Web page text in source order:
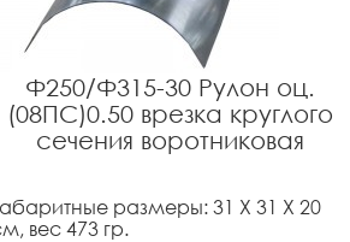
Ф250/Ф315-30 Рулон оц.
(08ПС)0.50 врезка круглого
сечения воротниковая
размеры: 31 X 31 X 20
вес 473 гр.